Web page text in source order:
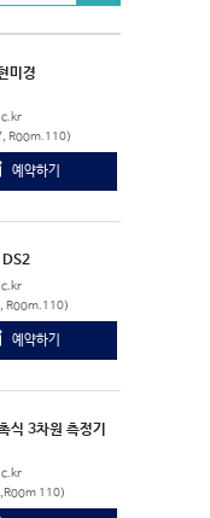
미경
Room.110)
예약하기
DS2
Room.110)
예약하기
3차원 측정기
110)